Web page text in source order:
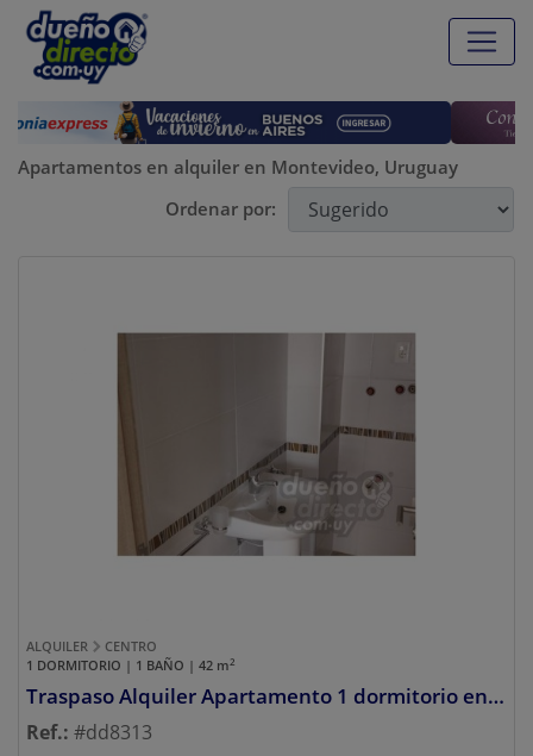
Apartamentos en alquiler en Montevideo, Uruguay
Ordenar por:
ALQUILER
CENTRO
1 DORMITORIO | 1 BAÑO | 42 m2
Traspaso Alquiler Apartamento 1 dormitorio en Centro
Ref.: #dd8313